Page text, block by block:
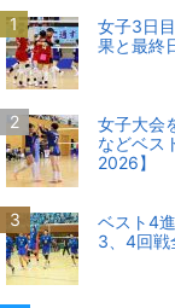
女子3日
果と最終
女子大会
などベス
2026】
ベスト4
3、4回戦